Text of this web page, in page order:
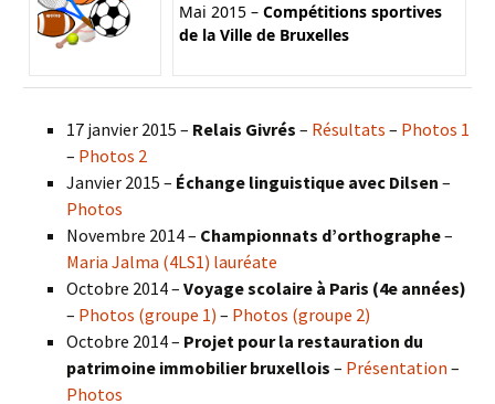
Mai 2015 – Compétitions sportives
de la Ville de Bruxelles
17 janvier 2015 – Relais Givrés – Résultats – Photos 1
– Photos 2
Janvier 2015 – Échange linguistique avec Dilsen –
Photos
Novembre 2014 – Championnats d’orthographe–
Maria Jalma (4LS1) lauréate
Octobre 2014 – Voyage scolaire à Paris (4e années)
– Photos (groupe 1) – Photos (groupe 2)
Octobre 2014 – Projet pour la restauration du
patrimoine immobilier bruxellois – Présentation –
Photos